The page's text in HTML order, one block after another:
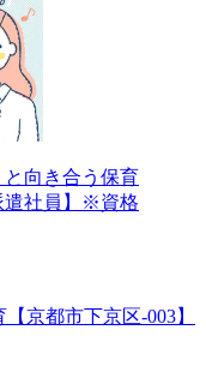
向き合う保育
遣社員】※資格
京都市下京区-003】